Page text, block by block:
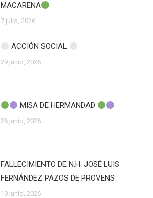
MACARENA
7 julio, 2026
ACCIÓN SOCIAL
29 junio, 2026
MISA DE HERMANDAD
26 junio, 2026
FALLECIMIENTO DE N.H. JOSÉ LUIS
FERNÁNDEZ PAZOS DE PROVENS
19 junio, 2026